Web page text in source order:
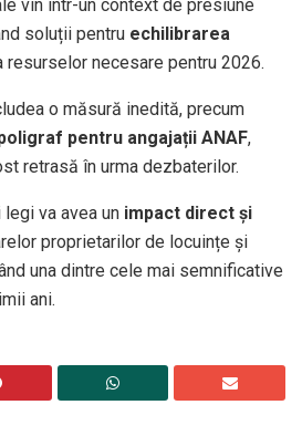
vin într-un context de presiune
soluții pentru echilibrarea
resurselor necesare pentru 2026.
o măsură inedită, precum
pentru angajații ANAF,
retrasă în urma dezbaterilor.
va avea un impact direct și
proprietarilor de locuințe și
una dintre cele mai semnificative
ani.